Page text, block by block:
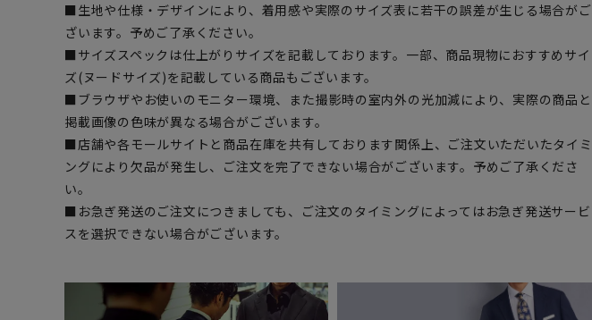
■生地や仕様・デザインにより、着用感や実際のサイズ表に若干の誤差が生じる場合がご
ざいます。予めご了承ください。
■サイズスペックは仕上がりサイズを記載しております。一部、商品現物におすすめサイ
ズ(ヌードサイズ)を記載している商品もございます。
■ブラウザやお使いのモニター環境、また撮影時の室内外の光加減により、実際の商品と
掲載画像の色味が異なる場合がございます。
■店舗や各モールサイトと商品在庫を共有しております関係上、ご注文いただいたタイミ
ングにより欠品が発生し、ご注文を完了できない場合がございます。予めご了承くださ
い。
■お急ぎ発送のご注文につきましても、ご注文のタイミングによってはお急ぎ発送サービ
スを選択できない場合がございます。